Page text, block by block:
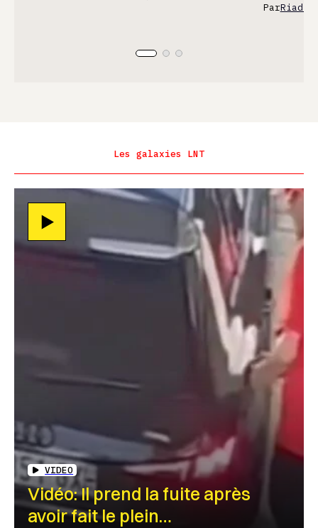
ParRiad
Les galaxies LNT
VIDEO
Vidéo: Il prend la fuite après
avoir fait le plein…